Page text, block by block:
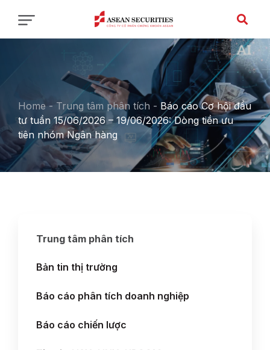
Home - Trung tâm phân tích - Báo cáo Cơ hội đầu
tư tuần 15/06/2026 – 19/06/2026: Dòng tiền ưu
tiên nhóm Ngân hàng
Trung tâm phân tích
Bản tin thị trường
Báo cáo phân tích doanh nghiệp
Báo cáo chiến lược